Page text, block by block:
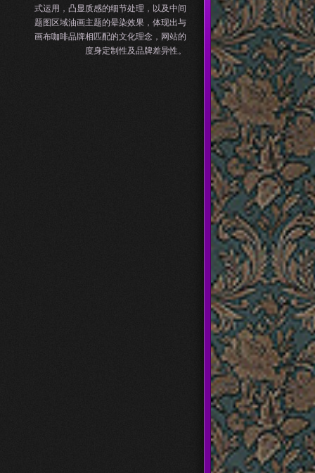
式运用，凸显质感的细节处理，以及中间
题图区域油画主题的晕染效果，体现出与
画布咖啡品牌相匹配的文化理念，网站的
度身定制性及品牌差异性。